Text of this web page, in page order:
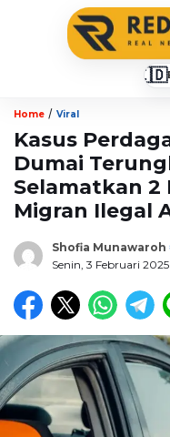
🇮🇩
Home / Viral
Kasus
Dumai
Selamatkan 2
Migran Ilegal
Shofia Munawaroh
Senin, 3 Februari 2025